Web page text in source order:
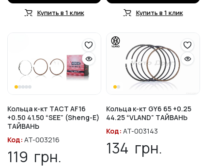
Купить в 1 клик Купить в 1 клик
Кольца к-кт TACT AF16
+0.50 41.50 “SEE” (Sheng-E)
ТАЙВАНЬ
Код: AT-003216
119 грн.
Кольца к-кт GY6 65 +0.25
44.25 “VLAND” ТАЙВАНЬ
Код: AT-003143
134 грн.